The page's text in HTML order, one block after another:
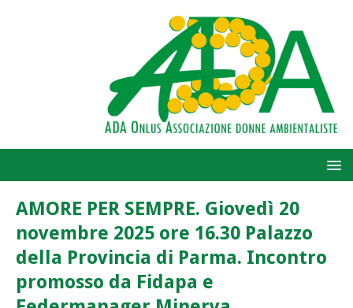
AMORE PER SEMPRE. Giovedì 20
novembre 2025 ore 16.30 Palazzo
della Provincia di Parma. Incontro
promosso da Fidapa e